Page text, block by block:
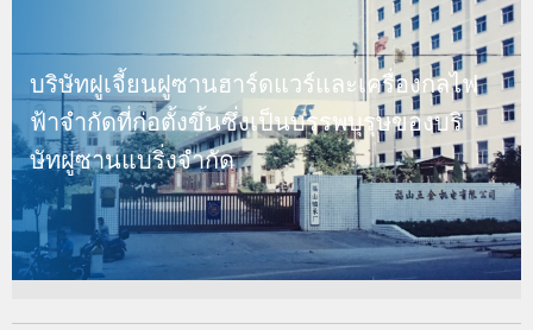
ติดต่อเรา
ช่องทางการสั่งซื้อ
บริษัทฝูเจี้ยนฝูซานฮาร์ดแวร์และเครื่องกลไฟ
ฟ้าจํากัดที่ก่อตั้งขึ้นซึ่งเป็นบรรพบุรุษของบริ
ษัทฝูซานแบริ่งจํากัด